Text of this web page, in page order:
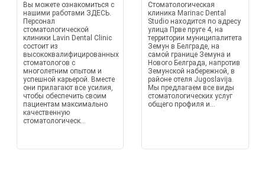
Вы можете ознакомиться с
нашими работами ЗДЕСЬ.
Персонал
стоматологической
клиники Lavin Dental Clinic
состоит из
высококвалифицированных
стоматологов с
многолетним опытом и
успешной карьерой. Вместе
они прилагают все усилия,
чтобы обеспечить своим
пациентам максимально
качественную
стоматологическ...
Стоматологическая
клиника Marinac Dental
Studio находится по адресу
улица Прве пруге 4, на
территории муниципалитета
Земун в Белграде, на
самой границе Земуна и
Нового Белграда, напротив
Земунской набережной, в
районе отеля Jugoslavija.
Мы предлагаем все виды
стоматологических услуг
общего профиля и...